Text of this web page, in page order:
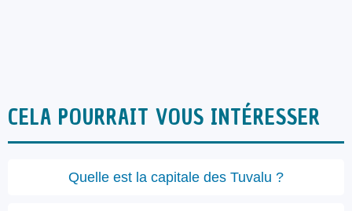
CELA POURRAIT VOUS INTÉRESSER
Quelle est la capitale des Tuvalu ?